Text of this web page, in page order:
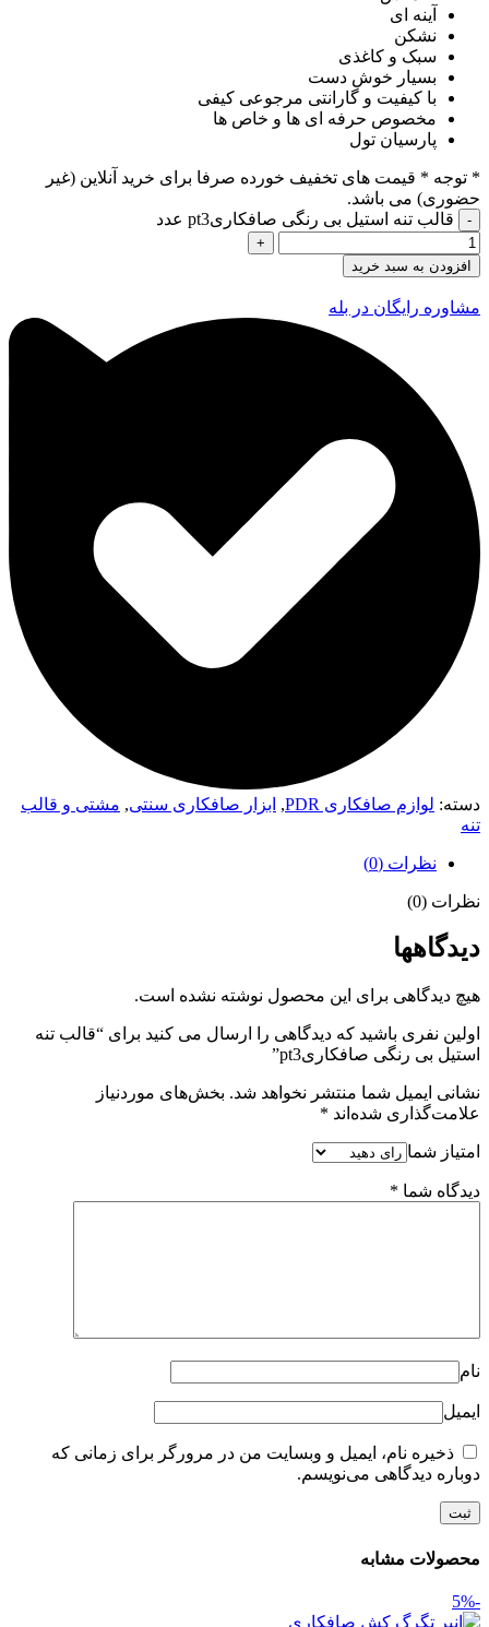
آینه ای
نشکن
سبک و کاغذی
بسیار خوش دست
با کیفیت و گارانتی مرجوعی کیفی
مخصوص حرفه ای ها و خاص ها
پارسیان تول
* توجه * قیمت های تخفیف خورده صرفا برای خرید آنلاین (غیر
حضوری) می باشد.
قالب تنه استیل بی رنگی صافکاریpt3 عدد
افزودن به سبد خرید
مشاوره رایگان در بله
دسته: لوازم صافکاری PDR , ابزار صافکاری سنتی, مشتی و قالب
تنه
نظرات (0)
نظرات (0)
دیدگاهها
هیچ دیدگاهی برای این محصول نوشته نشده است.
اولین نفری باشید که دیدگاهی را ارسال می کنید برای “قالب تنه
استیل بی رنگی صافکاریpt3”
نشانی ایمیل شما منتشر نخواهد شد. بخش‌های موردنیاز
علامت‌گذاری شده‌اند *
امتیاز شما
دیدگاه شما *
نام
ایمیل
ذخیره نام، ایمیل و وبسایت من در مرورگر برای زمانی که
دوباره دیدگاهی می‌نویسم.
محصولات مشابه
-5%